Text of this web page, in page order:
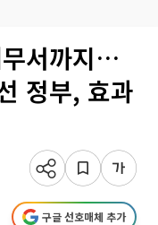
서까지…
정부, 효과
구글 선호매체 추가